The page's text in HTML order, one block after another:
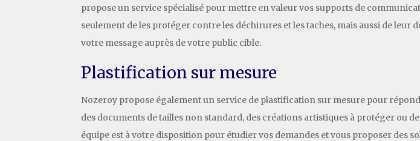
propose un service spécialisé pour mettre en valeur vos supports de
seulement de les protéger contre les déchirures et les taches, mais aussi de
votre message auprès de votre public cible.
Plastification sur mesure
Nozeroy propose également un service de plastification sur mesure pour
des documents de tailles non standard, des créations artistiques à protéger ou
équipe est à votre disposition pour étudier vos demandes et vous proposer des